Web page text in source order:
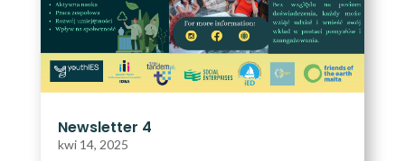
Newsletter 4
kwi 14, 2025